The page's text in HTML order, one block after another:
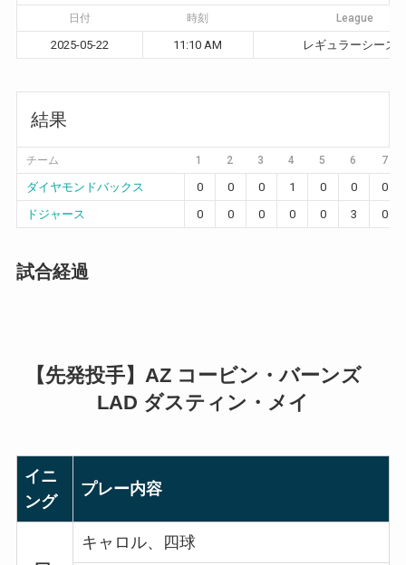
日付 時刻 League
2025-05-22 11:10 AM レギュラーシーズ
結果
チーム 1 2 3 4 5 6 7
ダイヤモンドバックス 0 0 0 1 0 0
0
ドジャース
0 0 0 0 0 3 0
試合経過
【先発投手】AZ コービン・バーンズ
LAD ダスティン・メイ
イニ
ング
プレー内容
キャロル、四球